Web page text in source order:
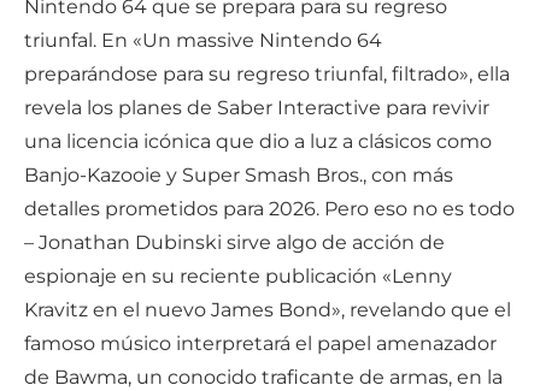
Nintendo 64 que se prepara para su regreso
triunfal. En «Un massive Nintendo 64
preparándose para su regreso triunfal, filtrado», ella
revela los planes de Saber Interactive para revivir
una licencia icónica que dio a luz a clásicos como
Banjo-Kazooie y Super Smash Bros., con más
detalles prometidos para 2026. Pero eso no es todo
– Jonathan Dubinski sirve algo de acción de
espionaje en su reciente publicación «Lenny
Kravitz en el nuevo James Bond», revelando que el
famoso músico interpretará el papel amenazador
de Bawma, un conocido traficante de armas, en la